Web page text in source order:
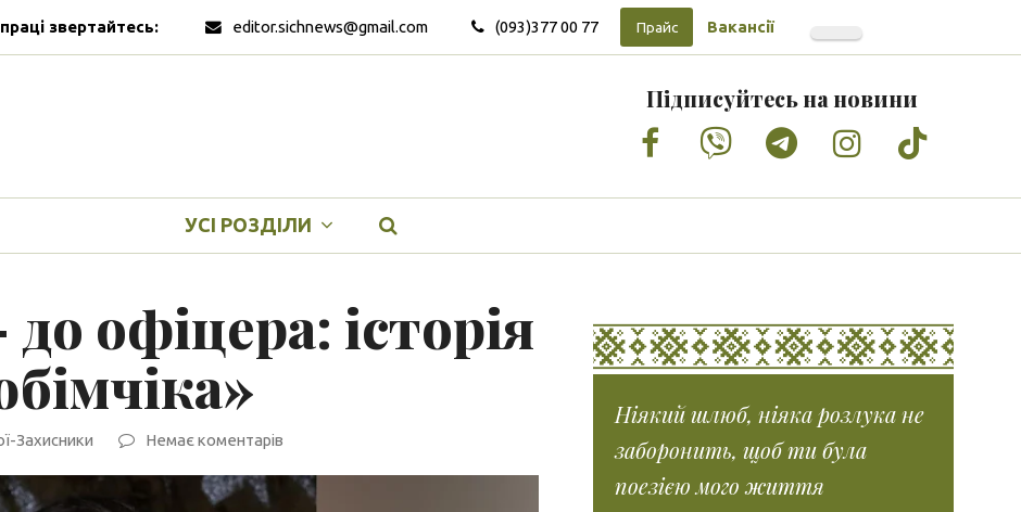
звертайтесь: editor.sichnews@gmail.com (093)377 00 77 Прайс Вакансії
Підписуйтесь на новини
Facebook
VimeoTumblrInstagram
Tiktok
УСІ РОЗДІЛИ
офіцера: історія
Захисники Немає коментарів
Ніякий шлюб, ніяка розлука не
заборонить, щоб ти була
поезією мого життя